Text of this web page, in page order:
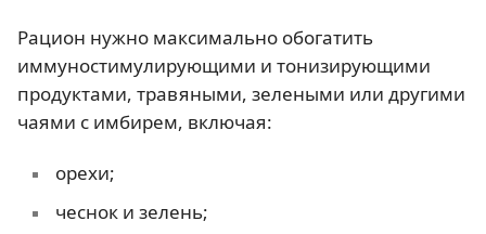
Рацион нужно максимально обогатить
иммуностимулирующими и тонизирующими
продуктами, травяными, зелеными или другими
чаями с имбирем, включая:
орехи;
чеснок и зелень;